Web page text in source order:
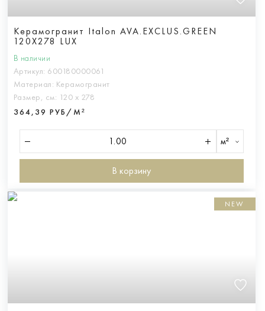
Керамогранит Italon AVA.EXCLUS.GREEN
120X278 LUX
В наличии
Артикул: 600180000061
Материал: Керамогранит
Размер, см: 120 х 278
364,39 РУБ/М²
м²
В корзину
NEW